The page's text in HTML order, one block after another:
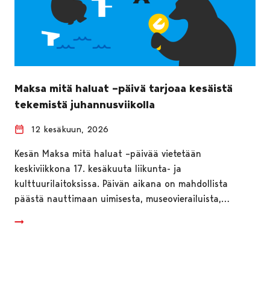
Maksa mitä haluat –päivä tarjoaa kesäistä
tekemistä juhannusviikolla
12 kesäkuun, 2026
Kesän Maksa mitä haluat –päivää vietetään
keskiviikkona 17. kesäkuuta liikunta- ja
kulttuurilaitoksissa. Päivän aikana on mahdollista
päästä nauttimaan uimisesta, museovierailuista,…